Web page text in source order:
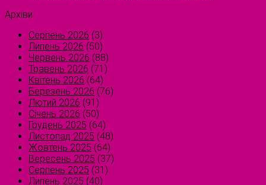
Архіви
Серпень 2026 (3)
Липень 2026 (50)
Червень 2026 (88)
Травень 2026 (71)
Квітень 2026 (64)
Березень 2026 (76)
Лютий 2026 (91)
Січень 2026 (50)
Грудень 2025 (64)
Листопад 2025 (48)
Жовтень 2025 (64)
Вересень 2025 (37)
Серпень 2025 (31)
Липень 2025 (40)